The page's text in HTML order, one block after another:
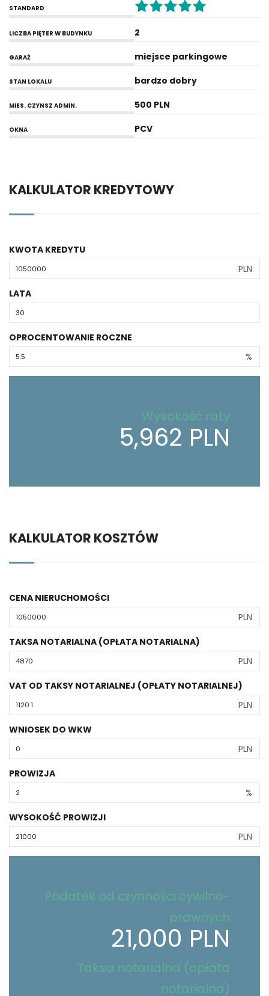
STANDARD
LICZBA PIĘTER W BUDYNKU 2
GARAŻ miejsce parkingowe
STAN LOKALU bardzo dobry
MIES. CZYNSZ ADMIN. 500 PLN
OKNA PCV
KALKULATOR KREDYTOWY
KWOTA KREDYTU
PLN
LATA
OPROCENTOWANIE ROCZNE
%
Wysokość raty
5,962 PLN
KALKULATOR KOSZTÓW
CENA NIERUCHOMOŚCI
PLN
TAKSA NOTARIALNA (OPŁATA NOTARIALNA)
PLN
VAT OD TAKSY NOTARIALNEJ (OPŁATY NOTARIALNEJ)
PLN
WNIOSEK DO WKW
PLN
PROWIZJA
%
WYSOKOŚĆ PROWIZJI
PLN
Podatek od czynności cywilno-
prawnych
21,000 PLN
Taksa notarialna (opłata
notarialna)